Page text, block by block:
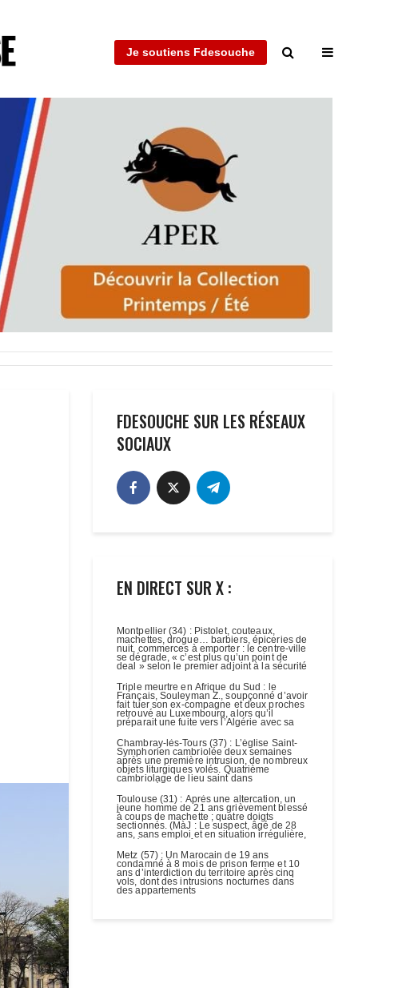
Je soutiens Fdesouche
FDESOUCHE SUR LES RÉSEAUX
SOCIAUX
EN DIRECT SUR X :